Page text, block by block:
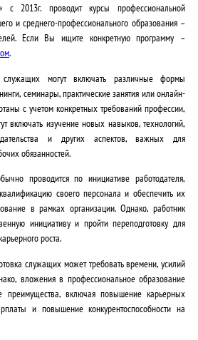
c 2013г. проводит курсы профессиональной
и среднего-профессионального образования –
Если Вы ищите конкретную программу –
.
служащих могут включать различные формы
семинары, практические занятия или онлайн-
с учетом конкретных требований профессии,
включать изучение новых навыков, технологий,
и других аспектов, важных для
обязанностей.
проводится по инициативе работодателя,
своего персонала и обеспечить их
в рамках организации. Однако, работник
инициативу и пройти переподготовку для
роста.
служащих может требовать времени, усилий
вложения в профессиональное образование
преимущества, включая повышение карьерных
и повышение конкурентоспособности на